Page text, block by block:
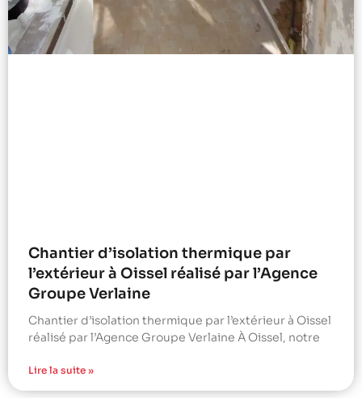
Chantier d’isolation thermique par
l’extérieur à Oissel réalisé par l’Agence
Groupe Verlaine
Chantier d’isolation thermique par l’extérieur à Oissel
réalisé par l’Agence Groupe Verlaine À Oissel, notre
Lire la suite »